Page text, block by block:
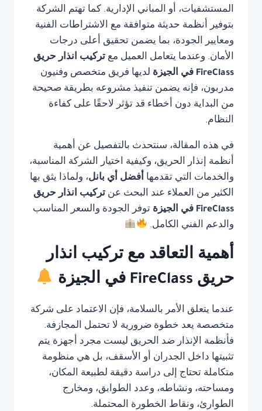
المستشفيات، أو المباني الإدارية. كما تهتم الشركة
بتوفير أنظمة حديثة متوافقة مع الاشتراطات الفنية
ومعايير الجودة، بما يضمن تحقيق أعلى درجات
الأمان. وعندما يتعامل العميل مع تركيب انذار حريق
FireClass في الجيزة
لديها فريق متخصص وفنيون
مدربون، فإنه يضمن تنفيذ مشروعه بطريقة صحيحة
من البداية دون أخطاء قد تؤثر لاحقًا على كفاءة
النظام.
في هذه المقالة، سنتحدث بالتفصيل عن أهمية
أنظمة إنذار الحريق، وكيفية اختيار الشركة المناسبة،
والخدمات التي تقدمها أفضل أي بانل، ولماذا يثق بها
الكثير من العملاء عند البحث عن تركيب انذار حريق
FireClass في الجيزة
توفر الجودة والسعر المناسب
والدعم الفني الكامل.
أهمية التعاقد مع تركيب انذار
حريق FireClass في الجيزة
عندما يتعلق الأمر بالسلامة، فإن الاعتماد على شركة
متخصصة يعد خطوة ضرورية لا تحتمل المجازفة.
فأنظمة الإنذار ضد الحريق ليست مجرد أجهزة يتم
تثبيتها داخل الجدران أو الأسقف، بل هي منظومة
متكاملة تحتاج إلى دراسة دقيقة لطبيعة المكان،
ومساحته، ونشاطه، وعدد الطوابق، ومخارج
الطوارئ، ونقاط الخطورة المحتملة.